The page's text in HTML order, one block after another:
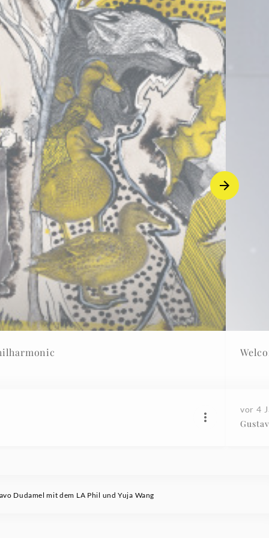
Philharmonic
vor 4
Dudamel mit dem LA Phil und Yuja Wang